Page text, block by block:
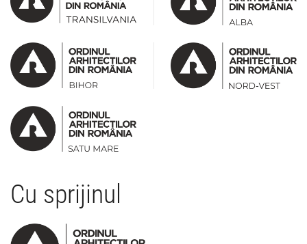
Cu sprijinul